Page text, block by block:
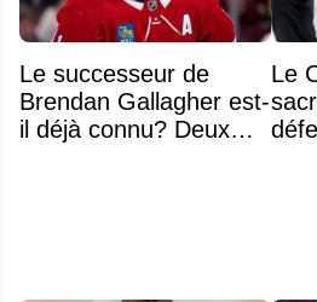
Le successeur de
Brendan Gallagher est-
il déjà connu? Deux
Le